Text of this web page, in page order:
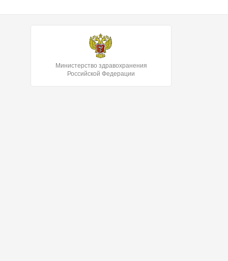
Министерство здравохранения
Российской Федерации